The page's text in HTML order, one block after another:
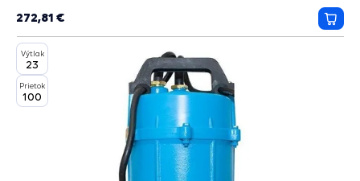
272,81 €
do
Výtlak
23
Prietok
100